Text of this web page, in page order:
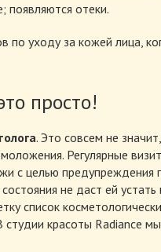
появляются отеки.
по уходу за кожей лица,
просто!
. Это совсем не
Регулярные
с целью предупреждения
не даст ей
список
красоты Radianсe